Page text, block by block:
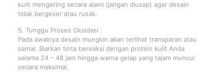
kulit mengering secara alami (jangan diusap) agar desain
tidak bergeser atau rusak.
5. Tunggu Proses Oksidasi :
Pada awalnya desain mungkin akan terlihat transparan atau
samar. Biarkan tinta bereaksi dengan protein kulit Anda
selama 24 – 48 jam hingga warna gelap yang tajam muncul
secara maksimal.